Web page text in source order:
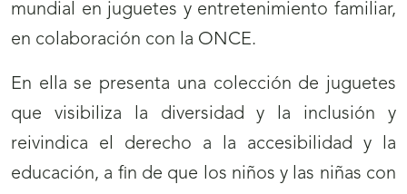
mundial en juguetes y entretenimiento familiar,
en colaboración con la ONCE.
En ella se presenta una colección de juguetes
que visibiliza la diversidad y la inclusión y
reivindica el derecho a la accesibilidad y la
educación, a fin de que los niños y las niñas con